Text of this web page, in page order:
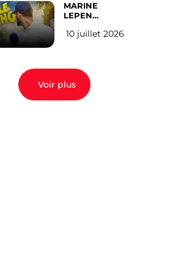
MARINE
LEPEN
EN 2027 : l’avis
10 juillet 2026
Voir plus